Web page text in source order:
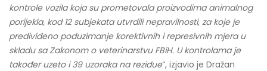
kontrole vozila koja su prometovala proizvodima animalnog
porijekla, kod 12 subjekata utvrdili nepravilnosti, za koje je
prediviđeno poduzimanje korektivnih i represivnih mjera u
skladu sa Zakonom o veterinarstvu FBiH. U kontrolama je
također uzeto i 39 uzoraka na rezidue“, izjavio je Dražan